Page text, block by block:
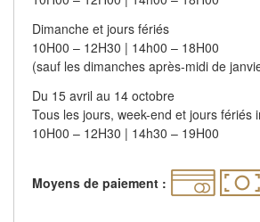
Dimanche et jours fériés
10H00 – 12H30 | 14h00 – 18H00
(sauf les dimanches après-midi de
Du 15 avril au 14 octobre
Tous les jours, week-end et jours fériés
10H00 – 12H30 | 14h30 – 19H00
Moyens de paiement :